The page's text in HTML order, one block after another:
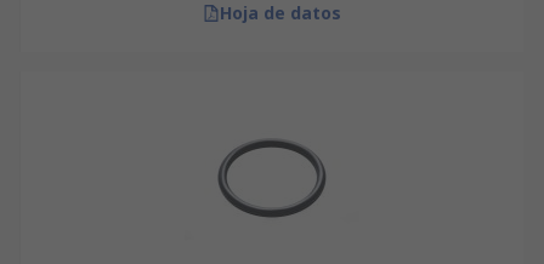
Hoja de datos